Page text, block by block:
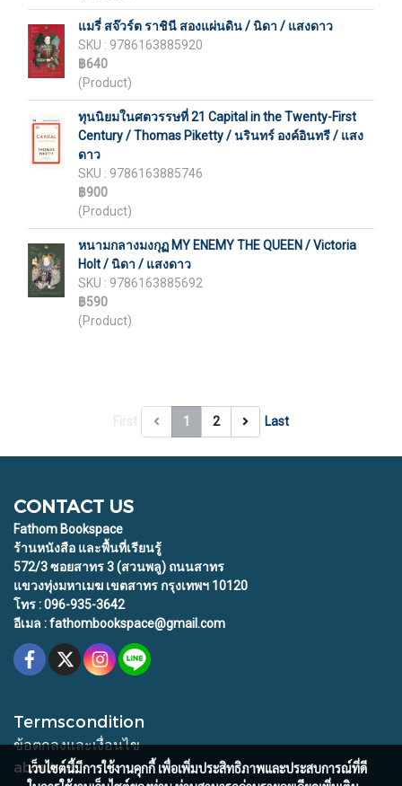
แมรี่ สจ๊วร์ต ราชินี สองแผ่นดิน / นิดา / แสงดาว
SKU : 9786163885920
฿640
(Product)
ทุนนิยมในศตวรรษที่ 21 Capital in the Twenty-First
Century / Thomas Piketty / นรินทร์ องค์อินทรี / แสง
ดาว
SKU : 9786163885746
฿900
(Product)
หนามกลางมงกุฏ MY ENEMY THE QUEEN / Victoria
Holt / นิดา / แสงดาว
SKU : 9786163885692
฿590
(Product)
1 2 Last
CONTACT US
Fathom Bookspace
ร้านหนังสือ และพื้นที่เรียนรู้
572/3 ซอยสาทร 3 (สวนพลู) ถนนสาทร
แขวงทุ่งมหาเมฆ เขตสาทร กรุงเทพฯ 10120
โทร : 096-935-3642
อีเมล : fathombookspace@gmail.com
Termscondition
ข้อตกลงและเงื่อนไข
about us
เว็บไซต์นี้มีการใช้งานคุกกี้ เพื่อเพิ่มประสิทธิภาพและประสบการณ์ที่ดี